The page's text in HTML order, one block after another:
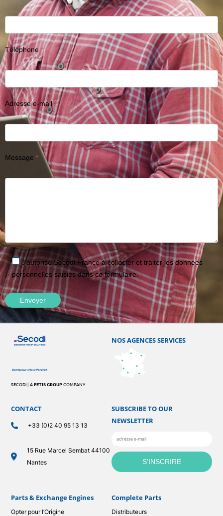
Téléphone
Adresse e-mail
Message
J'autorise Secodi France à collecter et traiter les données
personnelles saisies dans ce formulaire.
SECODI | AFETIS GROUPCOMPANY
Parts & Exchange Engines
Opter pour l’Origine
CONTACT
+33 (0)2 40 95 13 13
15 Rue Marcel Sembat 44100
Nantes
Complete Parts
Distributeurs
NOS AGENCES SERVICES
SUBSCRIBE TO OUR
NEWSLETTER